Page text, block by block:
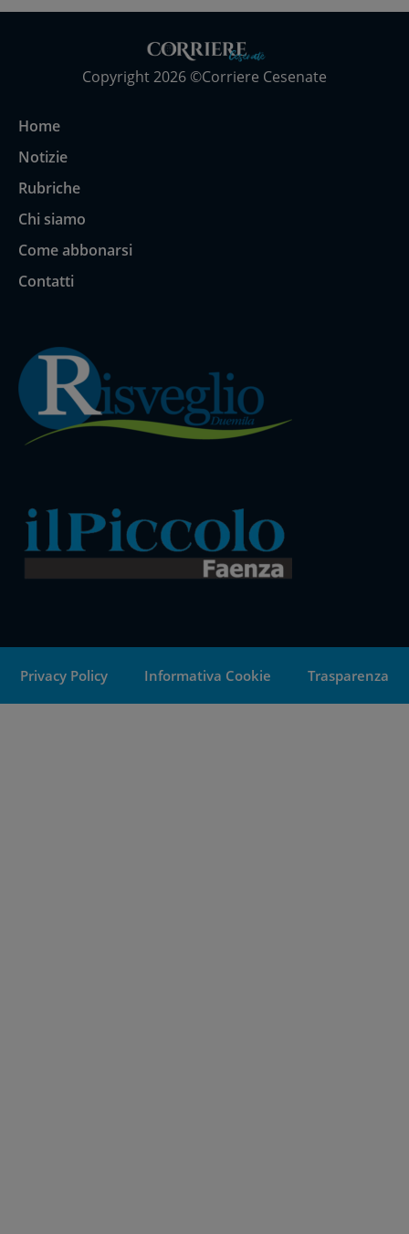
Copyright 2026 ©Corriere Cesenate
Home
Notizie
Rubriche
Chi siamo
Come abbonarsi
Contatti
Privacy Policy Informativa Cookie Trasparenza